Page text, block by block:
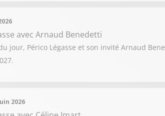
avec Arnaud Benedetti
jour, Périco Légasse et son invité Arnaud
2026